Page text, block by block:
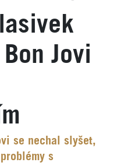
Jovi
se nechal slyšet,
s